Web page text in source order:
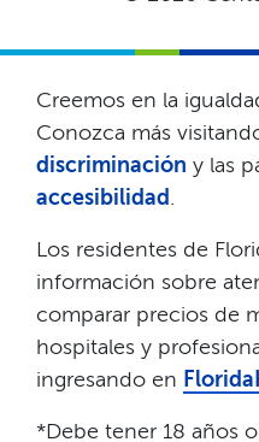
Creemos en la
Conozca más
discriminación y las
accesibilidad .​​
Los residentes de
información sobre
comparar precios de
hospitales y
ingresando en
*Debe tener 18 años